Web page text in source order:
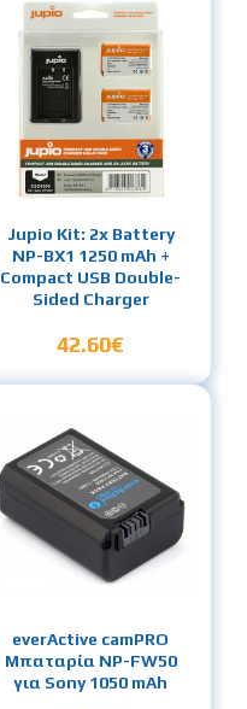
Jupio Kit: 2x Battery
NP-BX1 1250 mAh +
Compact USB Double-
Sided Charger
42.60€
everActive camPRO
Μπαταρία NP-FW50
για Sony 1050 mAh